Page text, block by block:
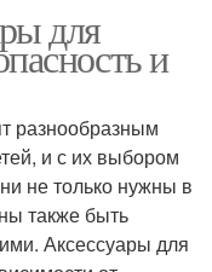
для
и
разнообразным
и с их выбором
не только нужны в
также быть
Аксессуары для